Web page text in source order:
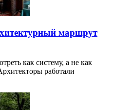
маршрут
как систему, а не как
работали